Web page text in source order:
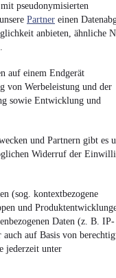
pseudonymisierten
Partner einen
anbieten, ähnliche
auf einem Endgerät
von Werbeleistung und der
sowie Entwicklung und
und Partnern gibt es
Widerruf der
(sog. kontextbezogene
und
Daten (z. B. IP-
auf Basis von
jederzeit unter
Gebrauchtwagen: